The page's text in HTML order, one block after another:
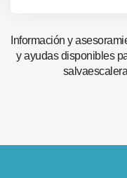
Información y
y ayudas disponibles